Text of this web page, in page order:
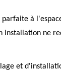
à
installation ne
et